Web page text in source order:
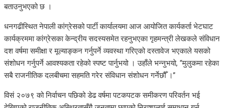
बताउनुभएको छ ।
धनगढीस्थित नेपाली कांग्रेसको पार्टी कार्यालयमा आज आयोजित कार्यकर्ता भेटघाट
कार्यक्रममा कांग्रेसका केन्द्रीय सदस्यसमेत रहनुभएका गृहमन्त्री लेखकले संविधान
दश वर्षमा समीक्षा र मूल्याङ्कन गर्नुपर्ने व्यवस्था गरिएको दस्तावेज भएकाले यसको
संशोधन गर्नुपर्ने आवश्यकता रहेको स्पष्ट पार्नुभयो । उहाँले भन्नुभयो, “मुलुकमा रहेका
सबै राजनीतिक दलबीचमा सहमति गरेर संविधान संशोधन गर्नेछौँ ।”
विसं २०७९ को निर्वाचन पछिको डेढ वर्षमा पटकपटक समीकरण परिवर्तन भई